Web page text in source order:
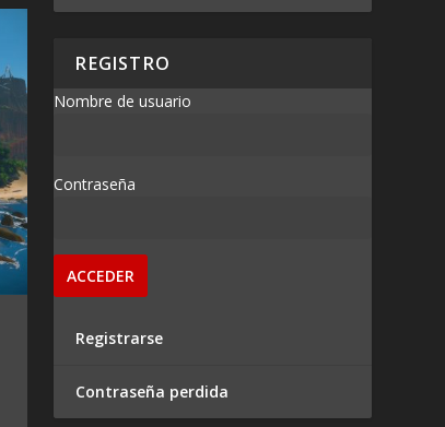
REGISTRO
Nombre de usuario
Contraseña
Registrarse
Contraseña perdida